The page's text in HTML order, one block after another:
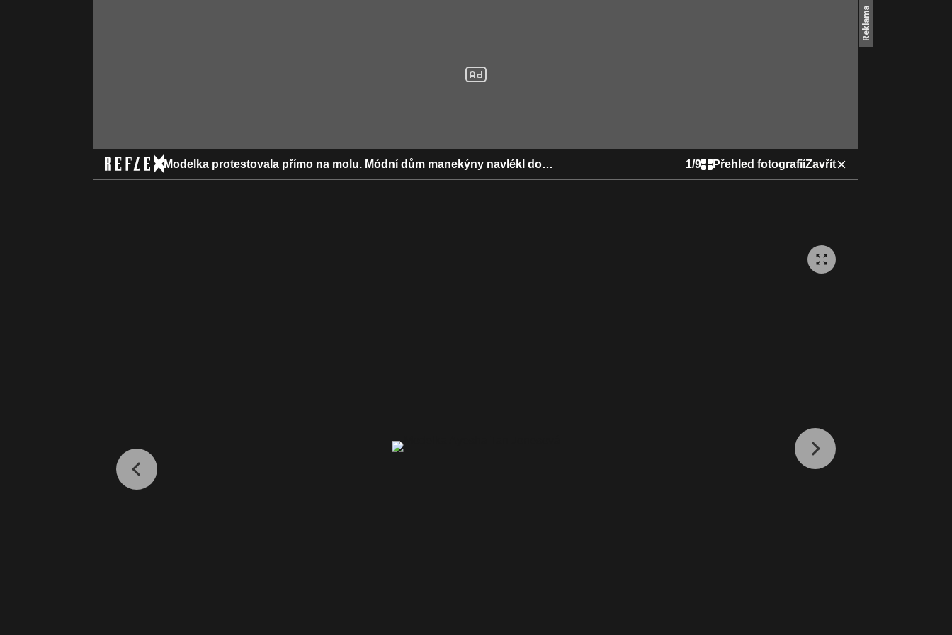
Modelka protestovala přímo na molu. Módní dům manekýny navlékl do… 1/9 Přehled fotografiíZavřít